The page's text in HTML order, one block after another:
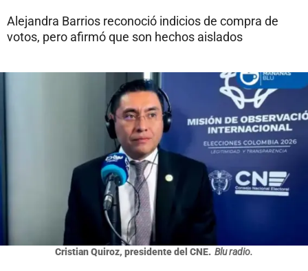
Alejandra Barrios reconoció indicios de compra de
votos, pero afirmó que son hechos aislados
Cristian Quiroz, presidente del CNE. Blu radio.